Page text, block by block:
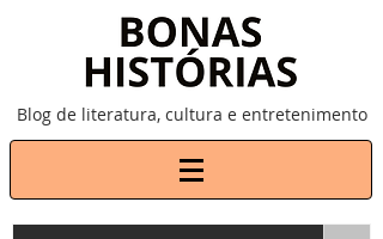
Blog de literatura, cultura e entretenimento